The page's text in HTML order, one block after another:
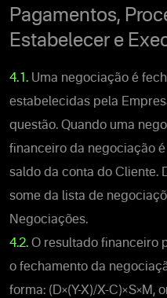
Pagamentos,
Estabelecer e
4.1. Uma negociação é
estabelecidas pela
questão. Quando uma
financeiro da negociação
saldo da conta do Cliente.
some da lista de
Negociações.
4.2. O resultado financeiro
o fechamento da
forma: (D×(Y-X)/X-C)×S×M,